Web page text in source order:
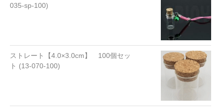
035-sp-100)
ストレート【4.0×3.0cm】 100個セッ
ト (13-070-100)